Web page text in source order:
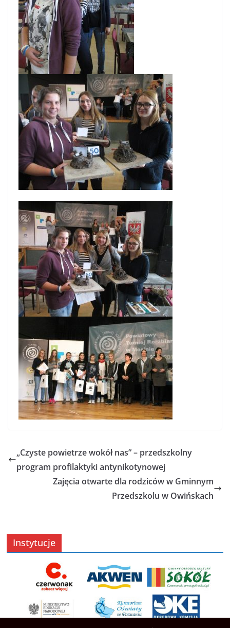
„Czyste powietrze wokół nas” – przedszkolny
program profilaktyki antynikotynowej
Zajęcia otwarte dla rodziców w Gminnym
Przedszkolu w Owińskach
Instytucje